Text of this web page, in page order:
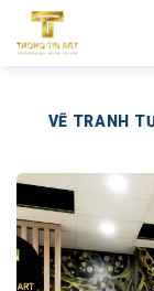
qua
VẼ TRANH